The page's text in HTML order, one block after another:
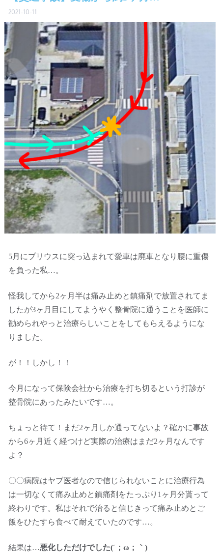
2021-10-11
5月にプリウスに突っ込まれて愛車は廃車となり腰に重傷
を負った私…。
怪我してから2ヶ月半は痛み止めと鎮痛剤で放置されてま
したが3ヶ月目にしてようやく整骨院に通うことを医師に
勧められやっと治療らしいことをしてもらえるようにな
りました。
が！！しかし！！
今月になって保険会社から治療を打ち切るという打診が
整骨院にあったみたいです…。
ちょっと待て！まだ2ヶ月しか通ってないよ？確かに事故
から6ヶ月近く経つけど実際の治療はまだ2ヶ月なんです
よ？
〇〇病院はヤブ医者なので信じられないことに治療行為
は一切なくて痛み止めと鎮痛剤をたっぷり1ヶ月分貰って
終わりです。私はそれで治ると信じきって痛み止めとご
飯をひたすら食べて耐えていたのです…。
結果は…悪化しただけでした(´；ω；｀)